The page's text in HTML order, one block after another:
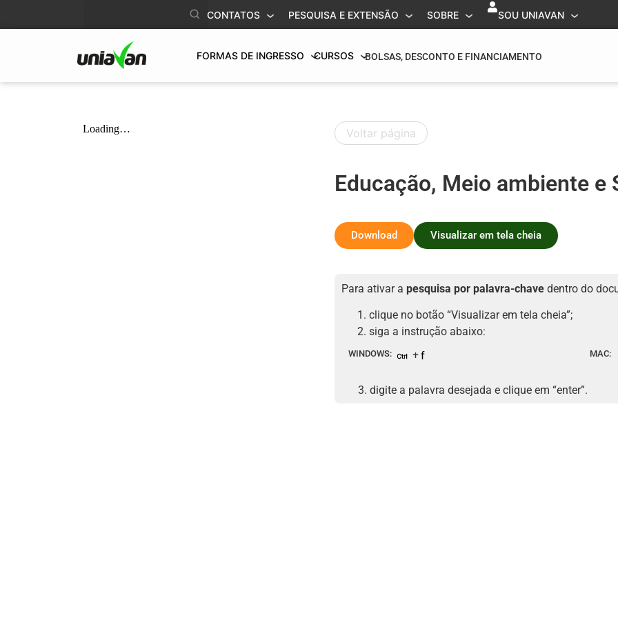
CONTATOS PESQUISA E EXTENSÃO SOBRE SOU UNIAVAN
FORMAS DE INGRESSO CURSOS BOLSAS, DESCONTO E FINANCIAMENTO
Voltar página
Educação, Meio ambiente e
Download Visualizar em tela cheia
Para ativar a pesquisa por palavra-chavedentro do
clique no botão “Visualizar em tela cheia”;
siga a instrução abaixo:
WINDOWS: + MAC:
3. digite a palavra desejada e clique em “enter”.